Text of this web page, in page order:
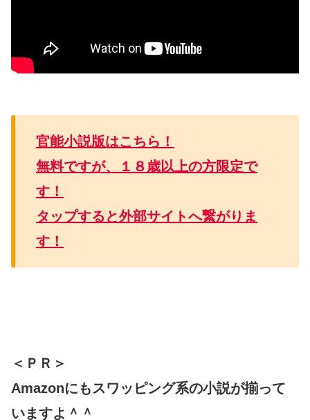
官能小説版はこちら！
無料ですが、１８歳以上の方限定で
す！
タップすると外部サイトへ繋がりま
す！
＜ＰＲ＞
Amazonにもスワッピング系の小説が揃って
いますよ＾＾